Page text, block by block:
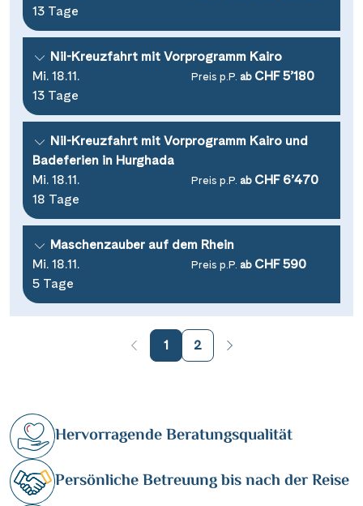
13 Tage
Nil-Kreuzfahrt mit Vorprogramm Kairo
Mi. 18.11.
13 Tage
Preis p.P. ab CHF 5’180
Nil-Kreuzfahrt mit Vorprogramm Kairo und
Badeferien in Hurghada
Mi. 18.11.
18 Tage
Preis p.P. ab CHF 6’470
Maschenzauber auf dem Rhein
Mi. 18.11.
5 Tage
Preis p.P. ab CHF 590
1 2
Hervorragende Beratungsqualität
Persönliche Betreuung bis nach der Reise